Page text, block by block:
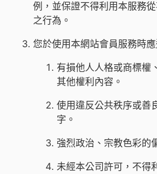
例，並保證不得利用本服務
之行為。
您於使用本網站會員服務時應
有損他人人格或商標權
其他權利內容。
使用違反公共秩序或善
字。
強烈政治、宗教色彩的
未經本公司許可，不得